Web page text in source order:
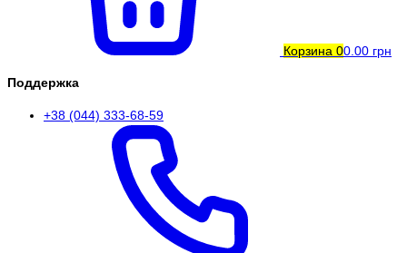
Корзина 00.00 грн
Поддержка
+38 (044) 333-68-59